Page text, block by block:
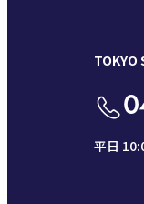
TOKYO
平日